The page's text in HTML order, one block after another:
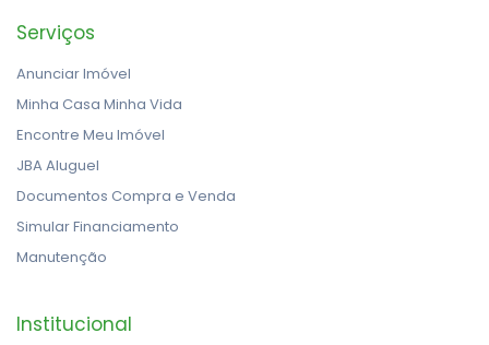
Serviços
Anunciar Imóvel
Minha Casa Minha Vida
Encontre Meu Imóvel
JBA Aluguel
Documentos Compra e Venda
Simular Financiamento
Manutenção
Institucional